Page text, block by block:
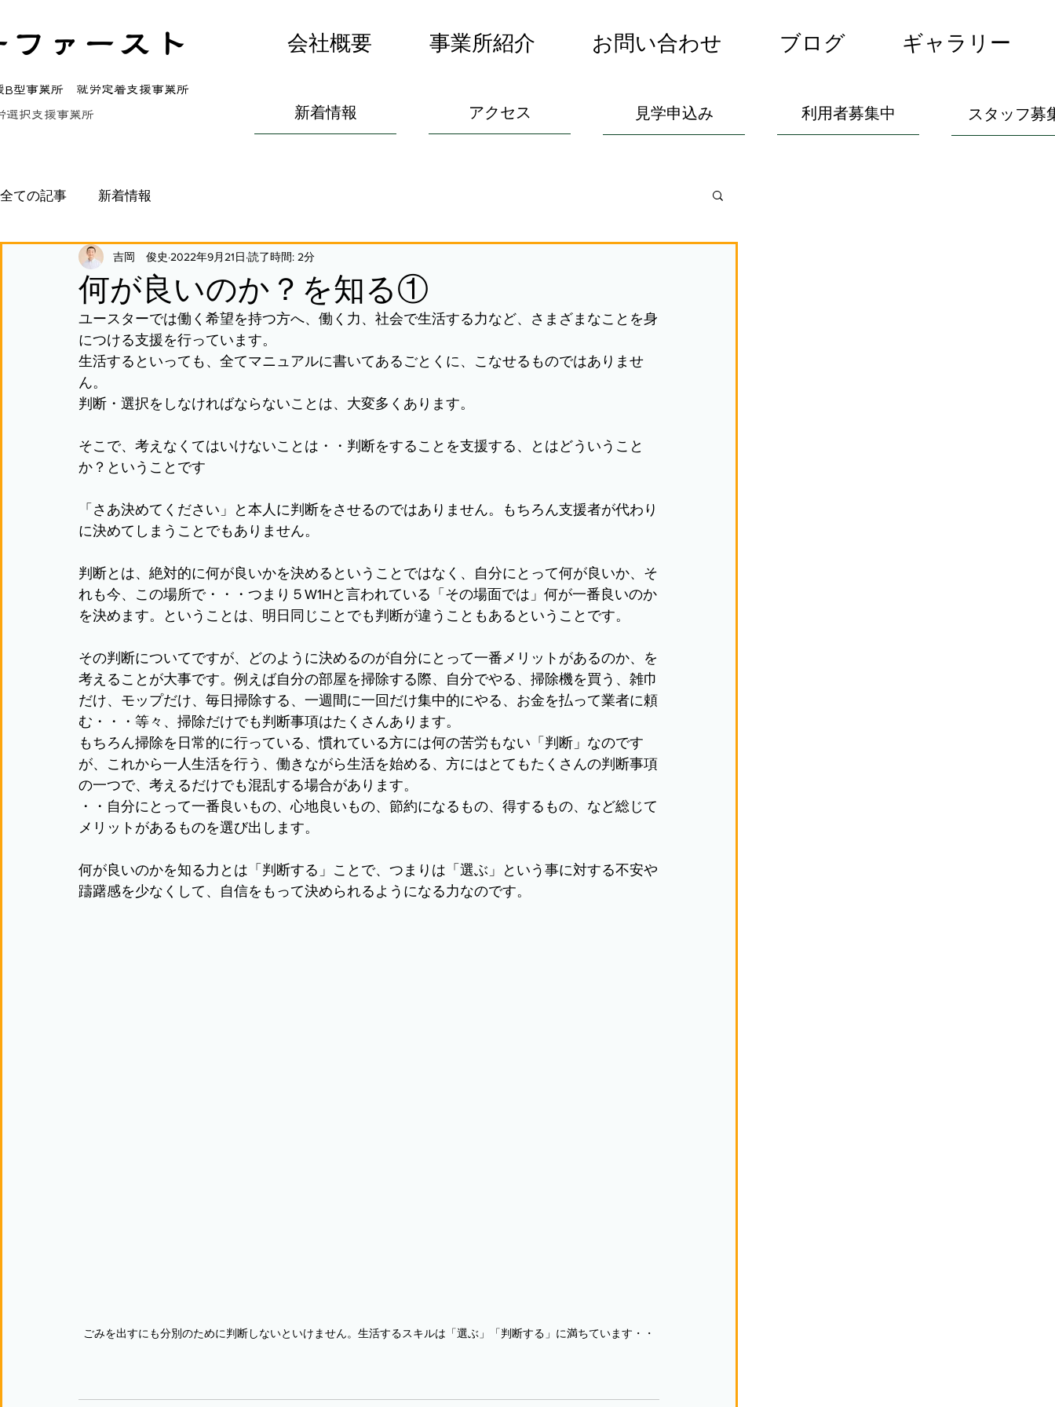
ァースト
型事業所 就労定着支援事業所
択支援事業所
会社概要 事業所紹介 お問い合わせ ブログ ギャラリー
新着情報 アクセス 見学申込み 利用者募集中 スタッフ募
全ての記事 新着情報
何が良いのか？を知る①
吉岡 俊史 2022年9月21日 読了時間: 2分
ユースターでは働く希望を持つ方へ、働く力、社会で生活する力など、さまざまなことを身
につける支援を行っています。
生活するといっても、全てマニュアルに書いてあるごとくに、こなせるものではありませ
ん。
判断・選択をしなければならないことは、大変多くあります。
そこで、考えなくてはいけないことは・・判断をすることを支援する、とはどういうこと
か？ということです
「さあ決めてください」と本人に判断をさせるのではありません。もちろん支援者が代わり
に決めてしまうことでもありません。
判断とは、絶対的に何が良いかを決めるということではなく、自分にとって何が良いか、そ
れも今、この場所で・・・つまり５W1Hと言われている「その場面では」何が一番良いのか
を決めます。ということは、明日同じことでも判断が違うこともあるということです。
その判断についてですが、どのように決めるのが自分にとって一番メリットがあるのか、を
考えることが大事です。例えば自分の部屋を掃除する際、自分でやる、掃除機を買う、雑巾
だけ、モップだけ、毎日掃除する、一週間に一回だけ集中的にやる、お金を払って業者に頼
む・・・等々、掃除だけでも判断事項はたくさんあります。
もちろん掃除を日常的に行っている、慣れている方には何の苦労もない「判断」なのです
が、これから一人生活を行う、働きながら生活を始める、方にはとてもたくさんの判断事項
の一つで、考えるだけでも混乱する場合があります。
・・自分にとって一番良いもの、心地良いもの、節約になるもの、得するもの、など総じて
メリットがあるものを選び出します。
何が良いのかを知る力とは「判断する」ことで、つまりは「選ぶ」という事に対する不安や
躊躇感を少なくして、自信をもって決められるようになる力なのです。
ごみを出すにも分別のために判断しないといけません。生活するスキルは「選ぶ」「判断する」に満ちています・・